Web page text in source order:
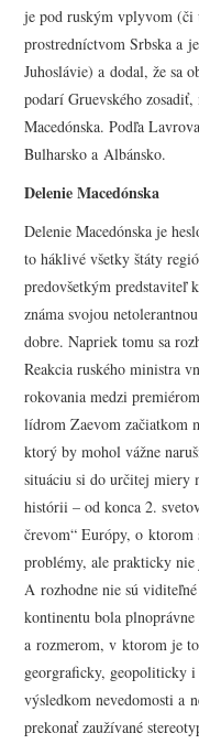
je pod ruským vplyvom (či
prostredníctvom Srbska a
Juhoslávie) a dodal, že sa
podarí Gruevského
Macedónska. Podľa
Bulharsko a Albánsko.
Delenie Macedónska
Delenie Macedónska je
to háklivé všetky štáty
predovšetkým predstaviteľ
známa svojou
dobre. Napriek tomu sa
Reakcia ruského ministra
rokovania medzi
lídrom Zaevom začiatkom
ktorý by mohol vážne
situáciu si do určitej miery
histórii – od konca 2.
črevom“ Európy, o ktorom
problémy, ale prakticky nie
A rozhodne nie sú
kontinentu bola
a rozmerom, v ktorom je
georgraficky, geopoliticky i
výsledkom nevedomosti a
prekonať zaužívané